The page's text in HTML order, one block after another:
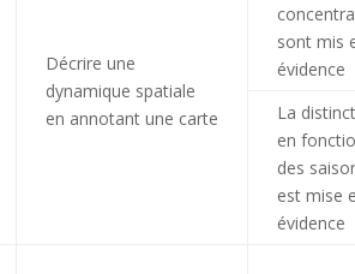
Décrire une
dynamique spatiale
en annotant une carte
sont mis
évidence
La
en
des
est mise
évidence